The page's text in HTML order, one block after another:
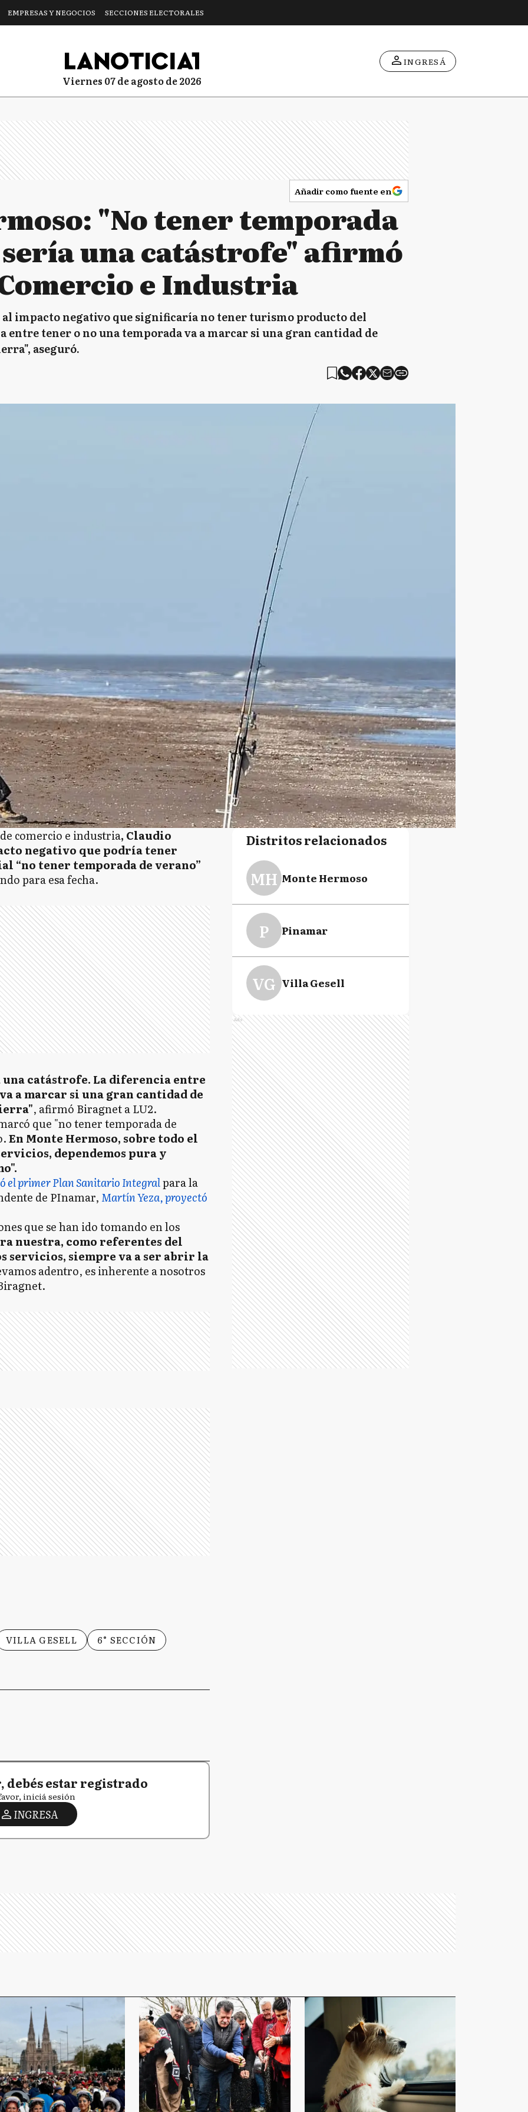
EMPRESAS Y NEGOCIOS SECCIONES ELECTORALES
viernes 07 de agosto de 2026
INGRESÁ
Añadir como fuente en
"No tener temporada
una catástrofe" afirmó
e Industria
impacto negativo que significaría no tener turismo producto del
entre tener o no una temporada va a marcar si una gran cantidad de
aseguró.
comercio e industria, Claudio
negativo que podría tener
“no tener temporada de verano”
para esa fecha.
catástrofe. La diferencia entre
a marcar si una gran cantidad de
, afirmó Biragnet a LU2.
que "no tener temporada de
En Monte Hermoso, sobre todo el
dependemos pura y
el primer Plan Sanitario Integralpara la
de PInamar, Martín Yeza, proyectó
que se han ido tomando en los
nuestra, como referentes del
servicios, siempre va a ser abrir la
adentro, es inherente a nosotros
VILLA GESELL 6° SECCIÓN
debés estar registrado
iniciá sesión
INGRESA
Distritos relacionados
MH Monte Hermoso
P Pinamar
VG Villa Gesell
Ads